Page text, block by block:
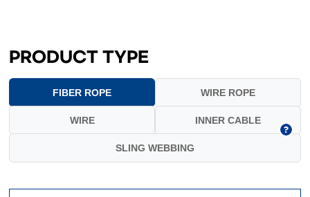
PRODUCT TYPE
FIBER ROPE WIRE ROPE
WIRE INNER CABLE
SLING WEBBING